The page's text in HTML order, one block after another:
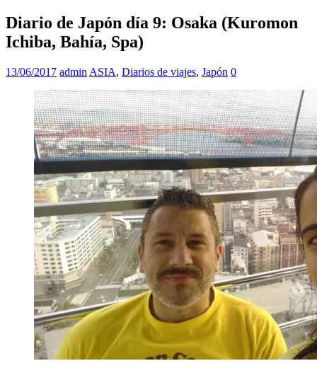
Diario de Japón día 9: Osaka (Kuromon
Ichiba, Bahía, Spa)
13/06/2017 admin ASIA, Diarios de viajes, Japón 0